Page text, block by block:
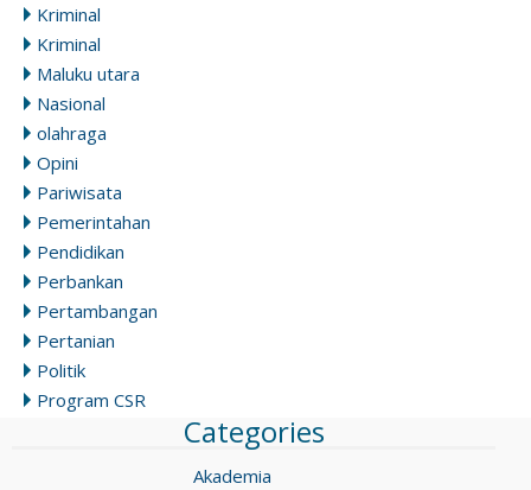
Kriminal
Kriminal
Maluku utara
Nasional
olahraga
Opini
Pariwisata
Pemerintahan
Pendidikan
Perbankan
Pertambangan
Pertanian
Politik
Program CSR
Categories
Akademia